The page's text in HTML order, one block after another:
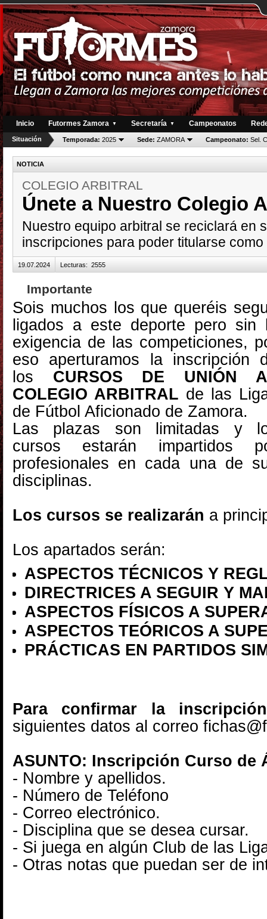
Inicio Futormes Zamora ▼ Secretaría ▼ Campeonatos
Situación Temporada: 2025 Sede: ZAMORA Campeonato: Sel.
NOTICIA
COLEGIO ARBITRAL
Únete a Nuestro Colegio
Nuestro equipo arbitral se reciclará en
inscripciones para poder titularse
19.07.2024 Lecturas: 2555
Importante
Sois muchos los que queréis
ligados a este deporte pero sin
exigencia de las competiciones,
eso aperturamos la inscripción
los CURSOS DE UNIÓN
COLEGIO ARBITRAL de las
de Fútbol Aficionado de Zamora.
Las plazas son limitadas y
cursos estarán impartidos
profesionales en cada una de
disciplinas.
Los cursos se realizarán a
Los apartados serán:
ASPECTOS TÉCNICOS Y
DIRECTRICES A SEGUIR Y
ASPECTOS FÍSICOS A
ASPECTOS TEÓRICOS A
PRÁCTICAS EN PARTIDOS
Para confirmar la
siguientes datos al correo
ASUNTO: Inscripción Curso de
- Nombre y apellidos.
- Número de Teléfono
- Correo electrónico.
- Disciplina que se desea cursar.
- Si juega en algún Club de las
- Otras notas que puedan ser de